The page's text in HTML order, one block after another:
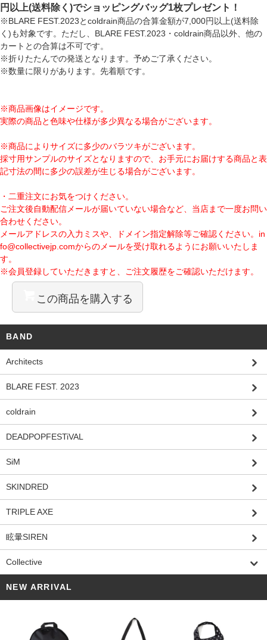
円以上(送料除く)でショッピングバッグ1枚プレゼント！
※BLARE FEST.2023とcoldrain商品の合算金額が7,000円以上(送料除
く)も対象です。ただし、BLARE FEST.2023・coldrain商品以外、他の
カートとの合算は不可です。
※折りたたんでの発送となります。予めご了承ください。
※数量に限りがあります。先着順です。
※商品画像はイメージです。
実際の商品と色味や仕様が多少異なる場合がございます。
※商品によりサイズに多少のバラツキがございます。
採寸用サンプルのサイズとなりますので、お手元にお届けする商品と表
記寸法の間に多少の誤差が生じる場合がございます。
・二重注文にお気をつけください。
ご注文後自動配信メールが届いていない場合など、当店まで一度お問い
合わせください。
メールアドレスの入力ミスや、ドメイン指定解除等ご確認ください。 in
fo@collectivejp.comからのメールを受け取れるようにお願いいたしま
す。
※会員登録していただきますと、ご注文履歴をご確認いただけます。
この商品を購入する
BAND
Architects
BLARE FEST. 2023
coldrain
DEADPOPFESTiVAL
SiM
SKINDRED
TRIPLE AXE
眩暈SIREN
Collective
NEW ARRIVAL